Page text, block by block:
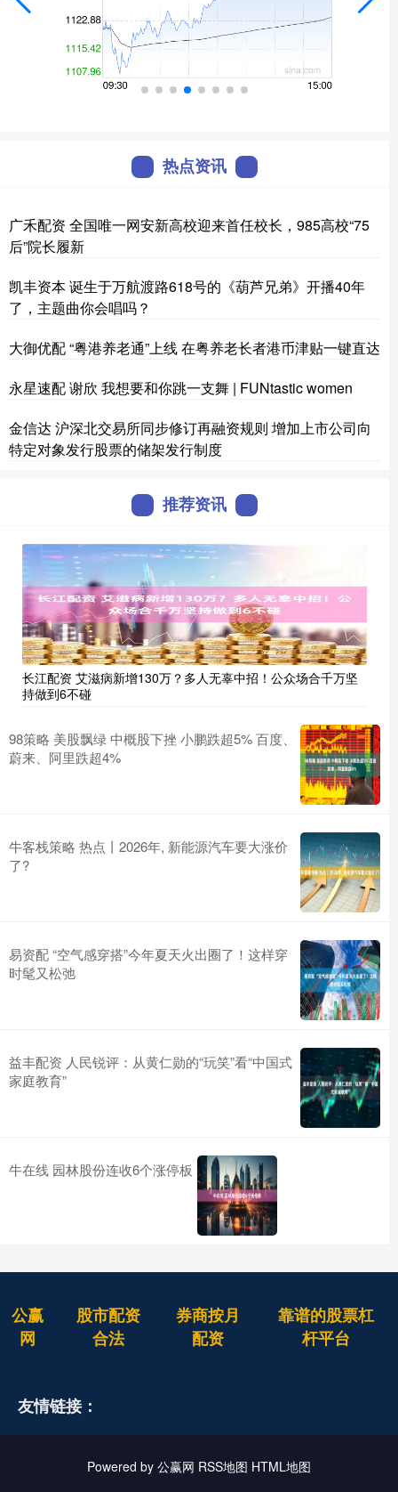
热点资讯
广禾配资 全国唯一网安新高校迎来首任校长，985高校“75
后”院长履新
凯丰资本 诞生于万航渡路618号的《葫芦兄弟》开播40年
了，主题曲你会唱吗？
大御优配 “粤港养老通”上线 在粤养老长者港币津贴一键直达
永星速配 谢欣 我想要和你跳一支舞 | FUNtastic women
金信达 沪深北交易所同步修订再融资规则 增加上市公司向
特定对象发行股票的储架发行制度
推荐资讯
长江配资 艾滋病新增130万？多人无辜中招！公众场合千万坚
持做到6不碰
98策略 美股飘绿 中概股下挫 小鹏跌超5% 百度、
蔚来、阿里跌超4%
牛客栈策略 热点丨2026年, 新能源汽车要大涨价
了?
易资配 “空气感穿搭”今年夏天火出圈了！这样穿
时髦又松弛
益丰配资 人民锐评：从黄仁勋的“玩笑”看“中国式
家庭教育”
牛在线 园林股份连收6个涨停板
公赢
网
股市配资
合法
券商按月
配资
靠谱的股票杠
杆平台
友情链接：
Powered by 公赢网 RSS地图 HTML地图